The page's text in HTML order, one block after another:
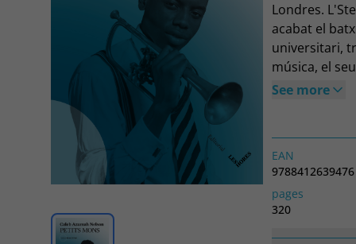
Londres.
acabat el
universitari,
música, el
haurà de
Londres en
vegades pot
Una
See more
EAN
9788412639476
pages
320